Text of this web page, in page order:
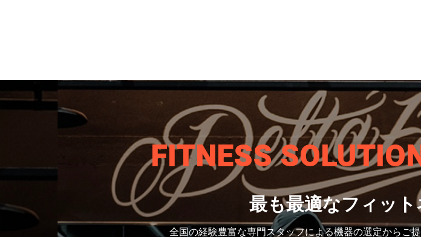
FITNESS
最も最適なフィッ
全国の経験豊富な専門スタッフによる機器の選定から ご